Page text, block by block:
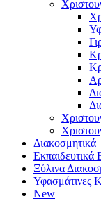
Διακοσμητικά
Εκπαιδευτικά
Ξύλινα
Υφασμάτινες
New